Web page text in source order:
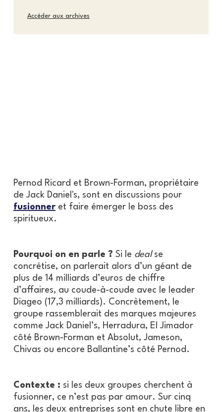
Accéder aux archives
Pernod Ricard et Brown-Forman, propriétaire
de Jack Daniel's, sont en discussions pour
fusionneret faire émerger le boss des
spiritueux.
Pourquoi on en parle ? Si le dealse
concrétise, on parlerait alors d’un géant de
plus de 14 milliards d’euros de chiffre
d’affaires, au coude-à-coude avec le leader
Diageo (17,3 milliards). Concrètement, le
groupe rassemblerait des marques majeures
comme Jack Daniel’s, Herradura, El Jimador
côté Brown-Forman et Absolut, Jameson,
Chivas ou encore Ballantine’s côté Pernod.
Contexte : si les deux groupes cherchent à
fusionner, ce n’est pas par amour. Sur cinq
ans, les deux entreprises sont en chute libre en